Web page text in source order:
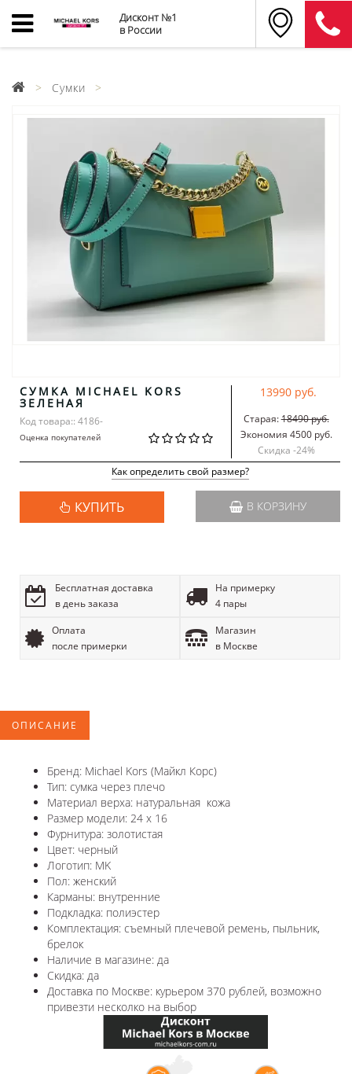
Дисконт №1
в России
Сумки
СУМКА MICHAEL KORS
ЗЕЛЕНАЯ
Код товара:: 4186-
Оценка покупателей
13990 руб.
Старая:18490 руб.
Экономия 4500 руб.
Скидка -24%
Как определить свой размер?
КУПИТЬ В КОРЗИНУ
Бесплатная доставка
в день заказа
На примерку
4 пары
Оплата
после примерки
Магазин
в Москве
ОПИСАНИЕ
Бренд: Michael Kors (Майкл Корс)
Тип: сумка через плечо
Материал верха: натуральная кожа
Размер модели: 24 x 16
Фурнитура: золотистая
Цвет: черный
Логотип: MK
Пол: женский
Карманы: внутренние
Подкладка: полиэстер
Комплектация: съемный плечевой ремень, пыльник,
брелок
Наличие в магазине: да
Скидка: да
Доставка по Москве: курьером 370 рублей, возможно
привезти несколко на выбор